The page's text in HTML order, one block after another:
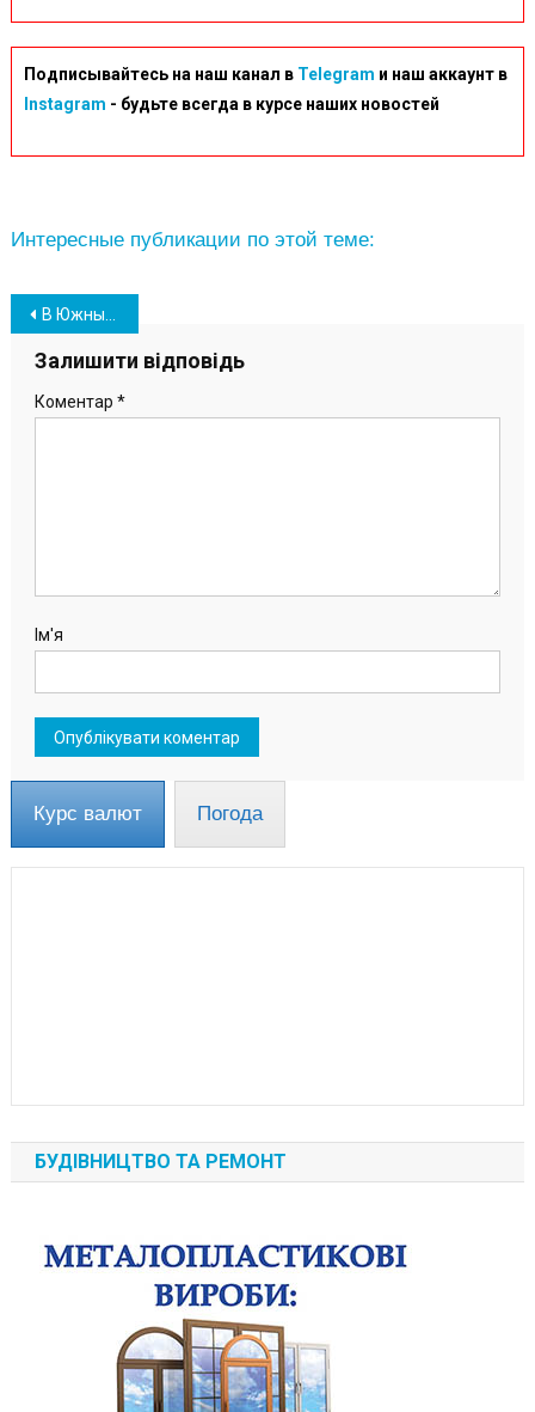
Подписывайтесь на наш канал в Telegram и наш аккаунт в
Instagram - будьте всегда в курсе наших новостей
Интересные публикации по этой теме:
Навігація
записів
В Южный из Польши доставили скульптуру весом в тонну (фото)
Залишити відповідь
Коментар *
Ім'я
Курс валют Погода
БУДІВНИЦТВО ТА РЕМОНТ